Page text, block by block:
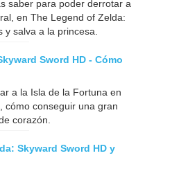
saber para poder derrotar a
en The Legend of Zelda:
y salva a la princesa.
Sword HD - Cómo
a la Isla de la Fortuna en
cómo conseguir una gran
corazón.
Skyward Sword HD y